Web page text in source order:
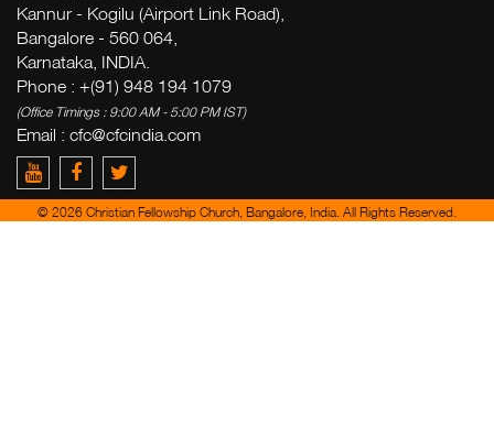
Kannur - Kogilu (Airport Link Road),
Bangalore - 560 064,
Karnataka, INDIA.
Phone : +(91) 948 194 1079
(Office Timings : 9:00 AM - 5:00 PM IST)
Email : cfc@cfcindia.com
© 2026 Christian Fellowship Church, Bangalore, India. All Rights Reserved.